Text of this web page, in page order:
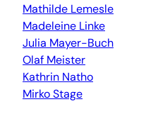
Mathilde Lemesle
Madeleine Linke
Julia Mayer-Buch
Olaf Meister
Kathrin Natho
Mirko Stage